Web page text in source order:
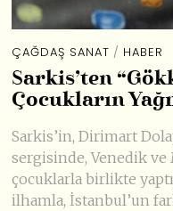
ÇAĞDAŞ SANAT / HABER
Sarkis’ten
Çocukların
Sarkis’in, Dirimart
sergisinde, Venedik
çocuklarla birlikte
ilhamla, İstanbul’un